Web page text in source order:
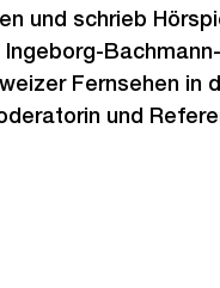
und schrieb
Fernsehen in
und